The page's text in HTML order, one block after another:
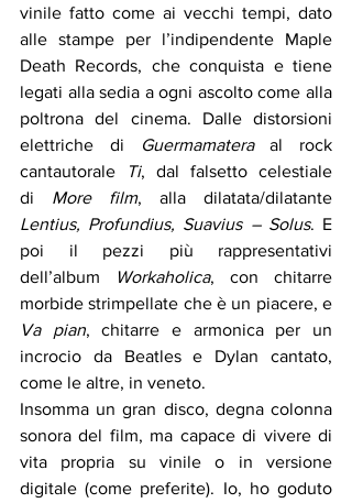
vinile fatto come ai vecchi tempi, dato
alle stampe per l’indipendente Maple
Death Records, che conquista e tiene
legati alla sedia a ogni ascolto come alla
poltrona del cinema. Dalle distorsioni
elettriche di
Guermamatera al rock
cantautorale
Ti, dal falsetto celestiale
di More film
Lentius, Profundius, Suavius – Solus. E
poi il pezzi più rappresentativi
dell’album
Workaholica, con chitarre
Va pian, chitarre e armonica per un
incrocio da Beatles e Dylan cantato,
come le altre, in veneto.
Insomma un gran disco, degna colonna
sonora del film, ma capace di vivere di
vita propria su vinile o in versione
digitale (come preferite). Io, ho goduto